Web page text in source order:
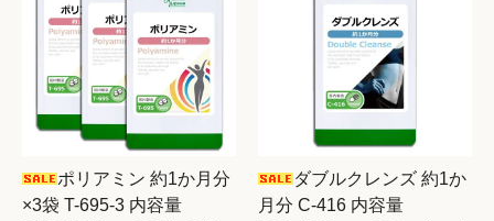
ポリアミン 約1か月分
×3袋 T-695-3 内容量
ダブルクレンズ 約1か
月分 C-416 内容量